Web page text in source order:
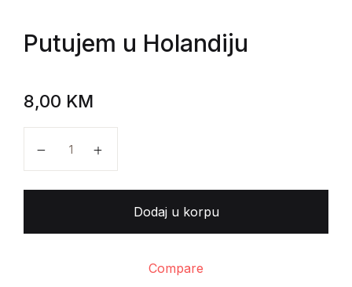
Putujem u Holandiju
8,00 KM
Dodaj u korpu
Compare